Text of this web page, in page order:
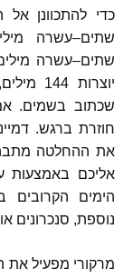
כדי להתכוונן
שתים–עשרה
שתים–עשרה
יוצרות144 מילים
שכתוב בשמים.
חוזרת ברגש.
את ההחלטה
אליכם באמצעות
הימים הקרובים
נוספת, סנכרונים
מרקורי מפעיל